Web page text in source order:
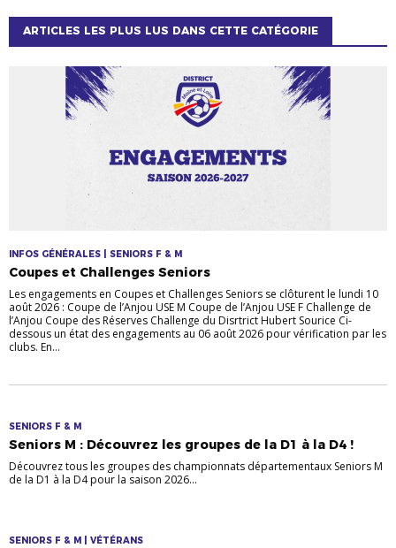
ARTICLES LES PLUS LUS DANS CETTE CATÉGORIE
INFOS GÉNÉRALES | SENIORS F & M
Coupes et Challenges Seniors
Les engagements en Coupes et Challenges Seniors se clôturent le lundi 10
août 2026 : Coupe de l’Anjou USE M Coupe de l’Anjou USE F Challenge de
l’Anjou Coupe des Réserves Challenge du Disrtrict Hubert Sourice Ci-
dessous un état des engagements au 06 août 2026 pour vérification par les
clubs. En...
SENIORS F & M
Seniors M : Découvrez les groupes de la D1 à la D4 !
Découvrez tous les groupes des championnats départementaux Seniors M
de la D1 à la D4 pour la saison 2026...
SENIORS F & M | VÉTÉRANS